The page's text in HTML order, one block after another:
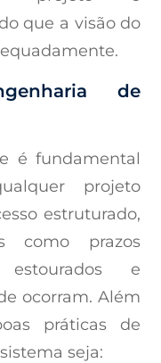
que a visão do
de
é fundamental
projeto
estruturado,
como prazos
estourados e
ocorram. Além
práticas de
seja: